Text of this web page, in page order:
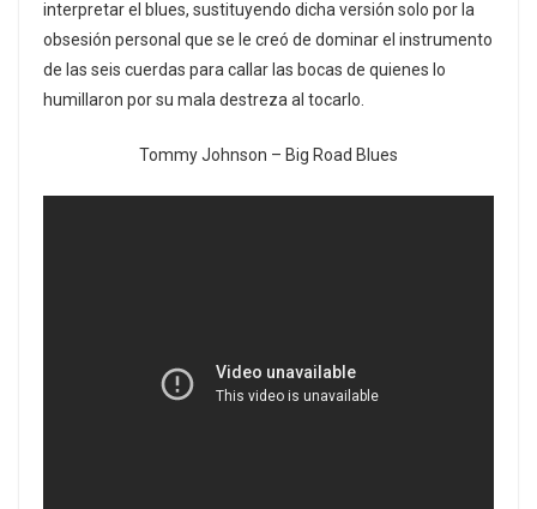
interpretar el blues, sustituyendo dicha versión solo por la
obsesión personal que se le creó de dominar el instrumento
de las seis cuerdas para callar las bocas de quienes lo
humillaron por su mala destreza al tocarlo.
Tommy Johnson – Big Road Blues